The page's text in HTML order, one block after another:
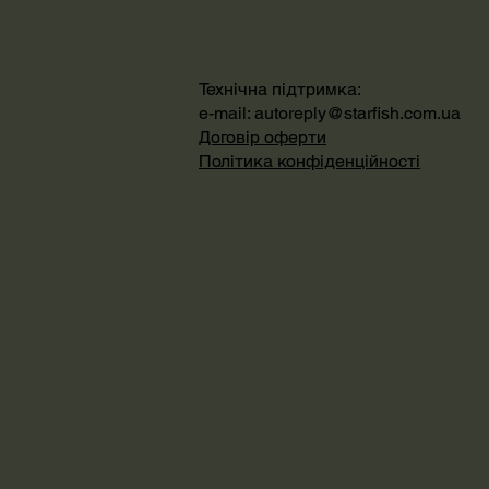
Технічна підтримка:
e-mail: autoreply@starfish.com.ua
Договір оферти
Політика конфіденційності